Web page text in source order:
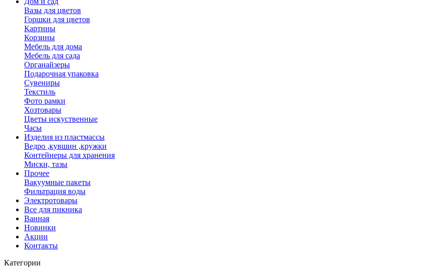
Вазы для цветов
Горшки для цветов
Картины
Корзины
Мебель для дома
Мебель для сада
Органайзеры
Подарочная упаковка
Сувениры
Текстиль
Фото рамки
Хозтовары
Цветы искуственные
Часы
Изделия из пластмассы
Ведро ,кувшин ,кружки
Контейнеры для хранения
Миски, тазы
Прочее
Вакуумные пакеты
Фильтрация воды
Электротовары
Все для пикника
Ванная
Новинки
Акции
Контакты
Категории